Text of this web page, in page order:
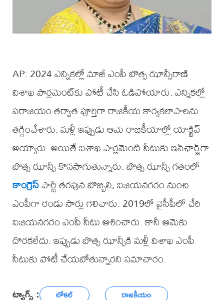
AP: 2024 ఎన్నికల్లో మాజీ ఎంపీ బొత్స ఝాన్సీరాణి
విశాఖ పార్లమెంట్‌కు పోటీ చేసి ఓడిపోయారు. ఎన్నికల్లో
పరాజయం తర్వాత పూర్తిగా రాజకీయ కార్యకలాపాలను
తగ్గించేశారు. మళ్లీ ఇప్పుడు ఆమె రాజకీయాల్లో యాక్టివ్
అయ్యారు. అయితే విశాఖ పార్లమెంట్ సీటుకు ఇన్‌ఛార్జ్‌గా
బొత్స ఝాన్సీ కొనసాగుతున్నారు. బొత్స ఝాన్సీ గతంలో
కాంగ్రెస్పార్టీ తరఫున బొబ్బిలి, విజయనగరం నుంచి
ఎంపీగా రెండు సార్లు గెలిచారు. 2019లో వైసీపీలో చేరి
విజయనగరం ఎంపీ సీటు ఆశించారు. కానీ ఆమెకు
దొరకలేదు. ఇప్పుడు బొత్స ఝాన్సీకి మళ్లీ విశాఖ ఎంపీ
సీటుకు పోటీ చేయబోతున్నారని సమాచారం.
ట్యాగ్స్ : లోకల్ రాజకీయం